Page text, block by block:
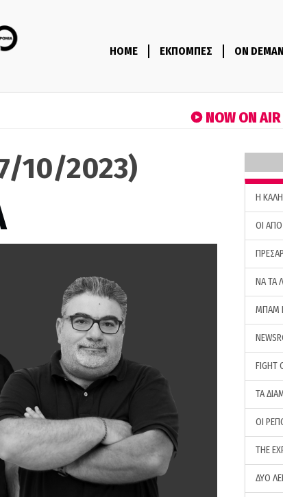
HOME ΕΚΠΟΜΠΕΣ ON
NOW ON AIR
10/2023)
H
ΟΙ
ΝΑ ΤΑ
ΜΠΑΜ
FIGHT
ΤΑ
ΟΙ
THE
ΔΥΟ